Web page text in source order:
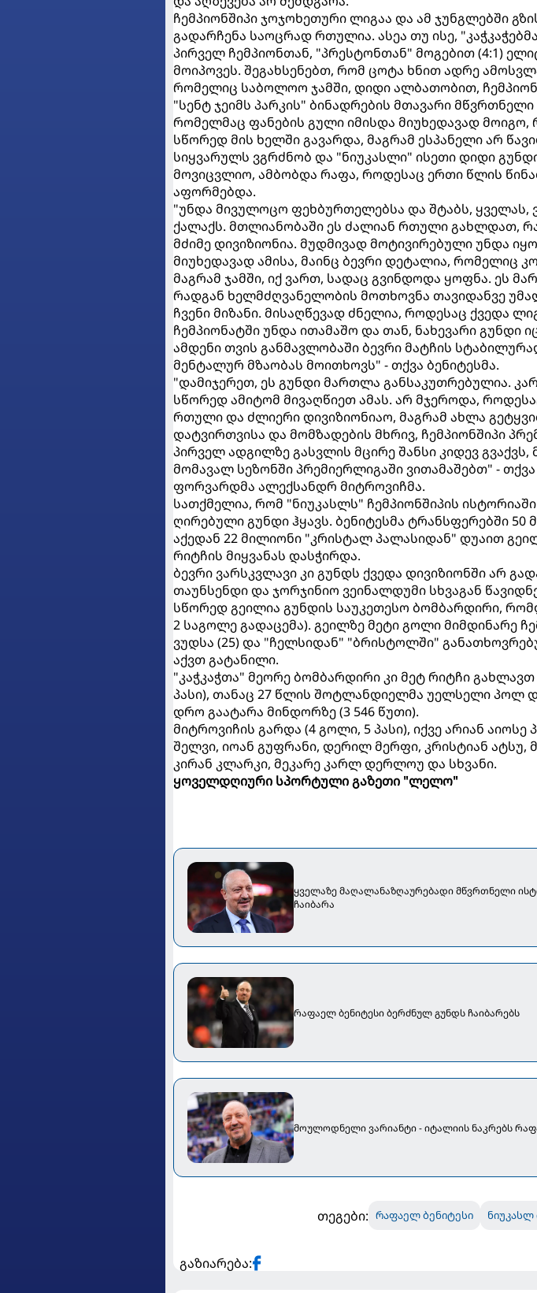
ჩემპიონშიპი ჯოჯოხეთური ლიგაა და ამ ჯუნგლებში
გადარჩენა საოცრად რთულია. ასეა თუ ისე,
პირველ ჩემპიონთან, "პრესტონთან" მოგებით (4:1)
მოიპოვეს. შეგახსენებთ, რომ ცოტა ხნით ადრე
რომელიც საბოლოო ჯამში, დიდი ალბათობით,
"სენტ ჯეიმს პარკის" ბინადრების მთავარი
რომელმაც ფანების გული იმისდა მიუხედავად
სწორედ მის ხელში გავარდა, მაგრამ ესპანელი არ
სიყვარულს ვგრძნობ და "ნიუკასლი" ისეთი დიდი
მოვიცვლიო, ამბობდა რაფა, როდესაც ერთი წლის
აფორმებდა.
"უნდა მივულოცო ფეხბურთელებსა და შტაბს, ყველას,
ქალაქს. მთლიანობაში ეს ძალიან რთული გახლდათ,
მძიმე დივიზიონია. მუდმივად მოტივირებული უნდა
მიუხედავად ამისა, მაინც ბევრი დეტალია, რომელიც
მაგრამ ჯამში, იქ ვართ, სადაც გვინდოდა ყოფნა. ეს
რადგან ხელმძღვანელობის მოთხოვნა თავიდანვე
ჩვენი მიზანი. მისაღწევად ძნელია, როდესაც ქვედა
ჩემპიონატში უნდა ითამაშო და თან, ნახევარი გუნდი
ამდენი თვის განმავლობაში ბევრი მატჩის
მენტალურ მზაობას მოითხოვს" - თქვა ბენიტესმა.
"დამიჯერეთ, ეს გუნდი მართლა განსაკუთრებულია.
სწორედ ამიტომ მივაღწიეთ ამას. არ მჯეროდა,
რთული და ძლიერი დივიზიონიაო, მაგრამ ახლა
დატვირთვისა და მომზადების მხრივ, ჩემპიონშიპი
პირველ ადგილზე გასვლის მცირე შანსი კიდევ გვაქვს,
მომავალ სეზონში პრემიერლიგაში ვითამაშებთ" -
ფორვარდმა ალექსანდრ მიტროვიჩმა.
სათქმელია, რომ "ნიუკასლს" ჩემპიონშიპის
ღირებული გუნდი ჰყავს. ბენიტესმა ტრანსფერებში 50
აქედან 22 მილიონი "კრისტალ პალასიდან" დუაით
რიტჩის მიყვანას დასჭირდა.
ბევრი ვარსკვლავი კი გუნდს ქვედა დივიზიონში არ
თაუნსენდი და ჯორჯინიო ვეინალდუმი სხვაგან
სწორედ გეილია გუნდის საუკეთესო ბომბარდირი,
2 საგოლე გადაცემა). გეილზე მეტი გოლი მიმდინარე
ვუდსა (25) და "ჩელსიდან" "ბრისტოლში"
აქვთ გატანილი.
"კაჭკაჭთა" მეორე ბომბარდირი კი მეტ რიტჩი
პასი), თანაც 27 წლის შოტლანდიელმა უელსელი პოლ
დრო გაატარა მინდორზე (3 546 წუთი).
მიტროვიჩის გარდა (4 გოლი, 5 პასი), იქვე არიან აიოსე
შელვი, იოან გუფრანი, დერილ მერფი, კრისტიან ატსუ,
კირან კლარკი, მეკარე კარლ დერლოუ და სხვანი.
ყოველდღიური სპორტული გაზეთი "ლელო"
ყველაზე მაღალანაზღაურებადი მწვრთნელი
ჩაიბარა
რაფაელ ბენიტესი ბერძნულ გუნდს ჩაიბარებს
მოულოდნელი ვარიანტი - იტალიის ნაკრებს
თეგები: რაფაელ ბენიტესი ნიუკასლ
გაზიარება: